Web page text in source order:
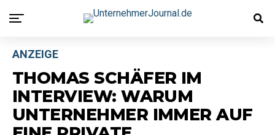
ANZEIGE
THOMAS SCHÄFER IM
INTERVIEW: WARUM
UNTERNEHMER IMMER AUF